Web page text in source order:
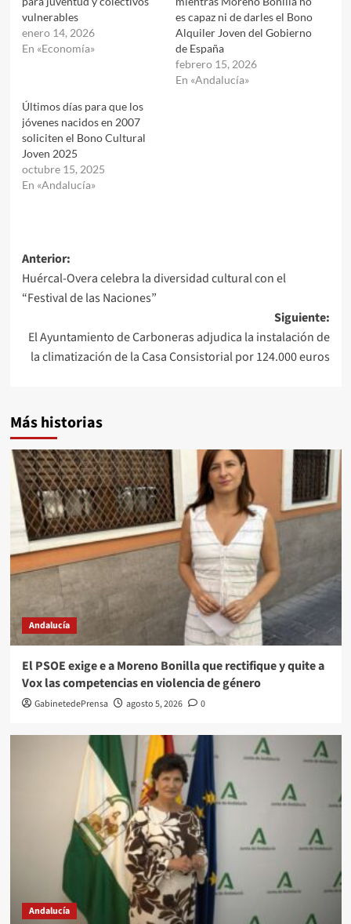
vulnerables
enero 14, 2026
En «Economía»
es capaz ni de darles el Bono
Alquiler Joven del Gobierno
de España
febrero 15, 2026
En «Andalucía»
Últimos días para que los
jóvenes nacidos en 2007
soliciten el Bono Cultural
Joven 2025
octubre 15, 2025
En «Andalucía»
Navegación
de
entradas
Anterior:
Huércal-Overa celebra la diversidad cultural con el
“Festival de las Naciones”
Siguiente:
El Ayuntamiento de Carboneras adjudica la instalación de
la climatización de la Casa Consistorial por 124.000 euros
Más historias
Andalucía
El PSOE exige e a Moreno Bonilla que rectifique y quite a
Vox las competencias en violencia de género
GabinetedePrensa agosto 5, 2026 0
Andalucía